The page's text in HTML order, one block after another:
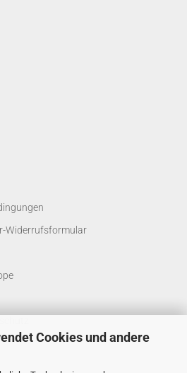
Cookies und andere
Widerrufsformular